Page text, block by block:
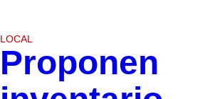
LOCAL
Proponen